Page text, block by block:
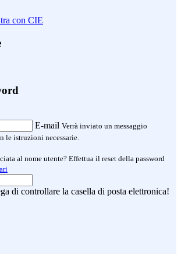
con CIE
E-mail Verrà inviato un messaggio
le istruzioni necessarie.
al nome utente? Effettua il reset della password
di controllare la casella di posta elettronica!